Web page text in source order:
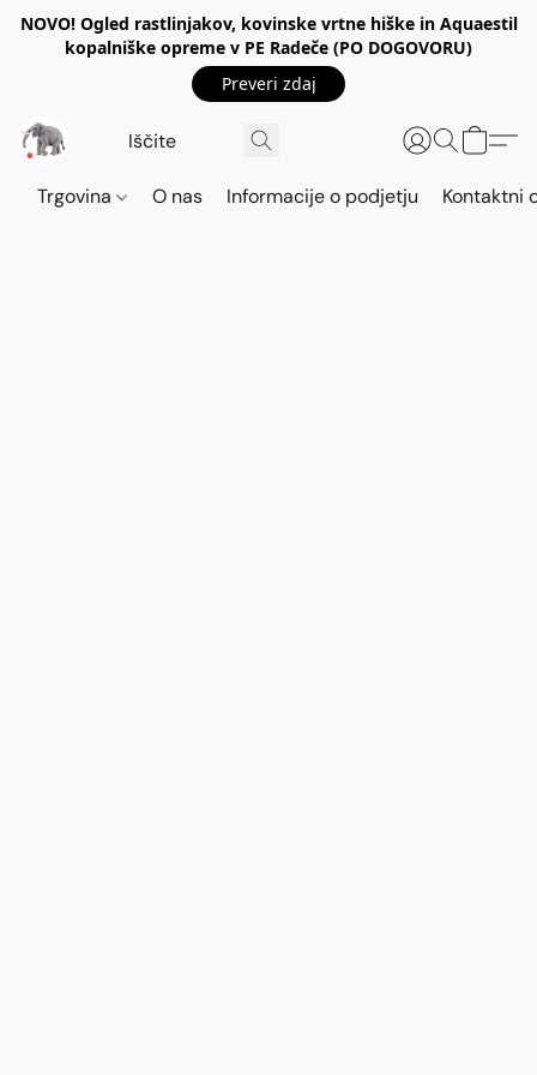
NOVO! Ogled rastlinjakov, kovinske vrtne hiške in Aquaestil
kopalniške opreme v PE Radeče (PO DOGOVORU)
Preveri zdaj
Trgovina O nas Informacije o podjetju Kontaktni